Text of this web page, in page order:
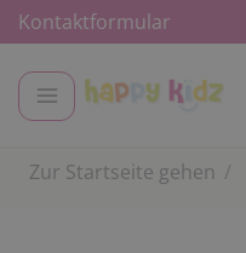
Kontaktformular
Zur Startseite gehen